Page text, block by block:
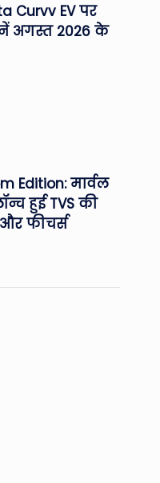
Curvv EV पर
अगस्त 2026 के
Edition: मार्वल
हुई TVS की
फीचर्स